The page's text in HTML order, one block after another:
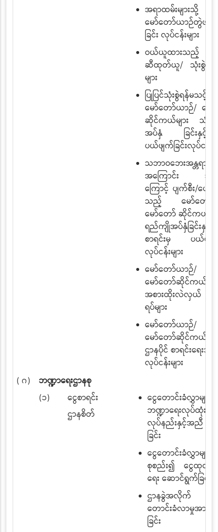
အရာထမ်းများသို့
မော်တော်ယာဉ်တွဲဖက်
ခြင်း လုပ်ငန်းများ
ဝယ်ယူထားသည့် စ
ဆီထုတ်ယူ/ သုံးစွဲမှုဆို
များ
ပြုပြင်သုံးစွဲရန်မသင့်
မော်တော်ယာဉ်/ မေ
ဆိုင်ကယ်များ သံရ
အပ်နှံ ခြင်းနှင့်စာ
ပယ်ဖျက်ခြင်းလုပ်ငန်းမ
သဘာဝဘေးအန္တရာယ်
အကြောင်း အမျိုး
ကြောင့် ပျက်စီး/ပျေ
သည့် ‌ မော်တော်
မော်တော် ဆိုင်ကယ်မျ
ရည်ကျိုအပ်နှံခြင်းနှင့်
စာရင်းမှ ပယ်ဖျက်
လုပ်ငန်းများ
မော်တော်ယာဉ်/
မော်တော်ဆိုင်ကယ်
အစားထိုးလဲလှယ် ခွင့်
ရပ်များ
မော်တော်ယာဉ်/
မော်တော်ဆိုင်ကယ်မျာ
ဌာနပိုင် စာရင်းရေးသွင်
လုပ်ငန်းများ
( ဂ)
ဘဏ္ဍာရေးဌာနစု
(၁)
ငွေစာရင်း
ဌာနစိတ်
ငွေတောင်းခံလွှာများ
ဘဏ္ဍာရေးလုပ်ထုံး
လုပ်နည်းနှင့်အညီ စ
ခြင်း
ငွေတောင်းခံလွှာများ
စုစည်း၍ ငွေထုတ်ပ
ရေး ဆောင်ရွက်ခြင်း
ဌာနခွဲအလိုက်
တောင်းခံလာမှုအား
ခြင်း